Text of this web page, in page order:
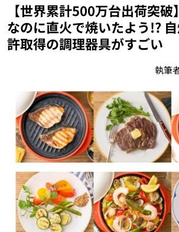
【世界累計500万台出荷突
なのに直火で焼いたよう!?
許取得の調理器具がすごい
執筆